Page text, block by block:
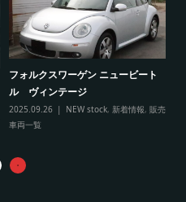
フォルクスワーゲン ニュービート
ル ヴィンテージ
2025.09.26 NEW stock, 新着情報, 販売
車両一覧